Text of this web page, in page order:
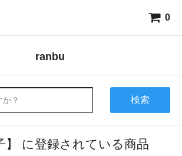
0
ranbu
検索
】 に登録されている商品